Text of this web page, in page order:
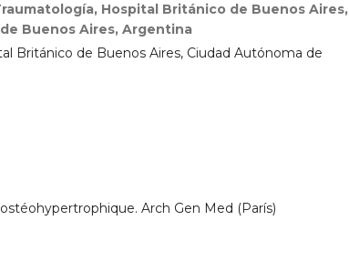
Hospital Británico de Buenos Aires,
Buenos Aires, Argentina
Británico de Buenos Aires, Ciudad Autónoma de
Arch Gen Med (París)